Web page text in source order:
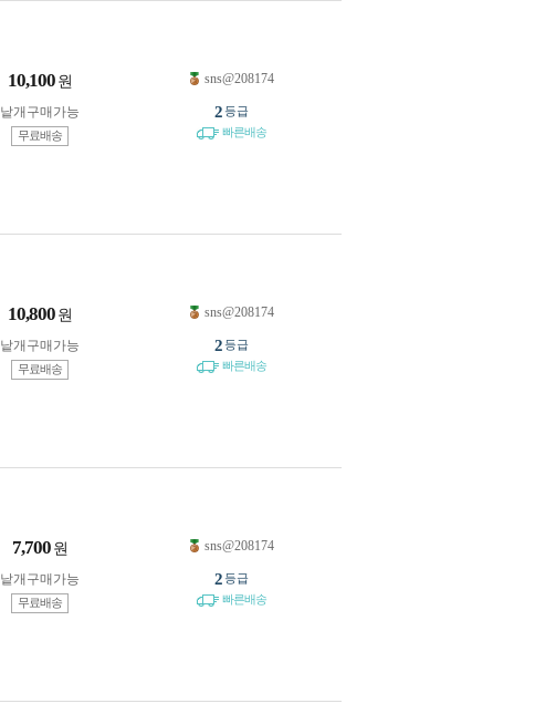
10,100 원
낱개구매가능
무료배송
sns@208174
2등급
빠른배송
10,800 원
낱개구매가능
무료배송
sns@208174
2등급
빠른배송
7,700 원
낱개구매가능
무료배송
sns@208174
2등급
빠른배송